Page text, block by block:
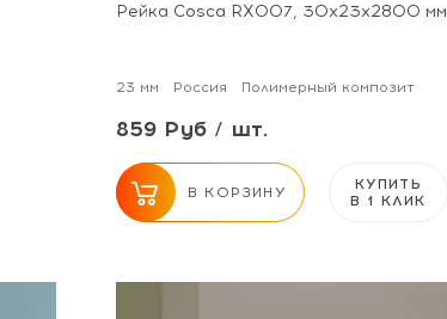
Рейка Cosca RX007, 30x23x2800 мм
23 мм Россия Полимерный композит
859 Руб / шт.
В КОРЗИНУ
КУПИТЬ
В 1 КЛИК